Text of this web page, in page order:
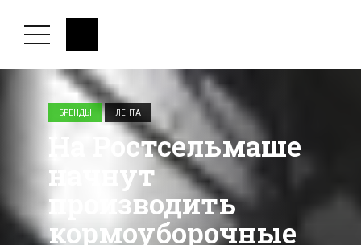
БРЕНДЫ ЛЕНТА
На Ростсельмаше
начнут
производить
кормоуборочные